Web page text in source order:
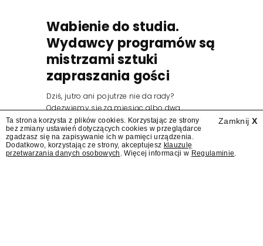
Wabienie do studia.
Wydawcy programów są
mistrzami sztuki
zapraszania gości
Dziś, jutro ani pojutrze nie da rady?
Odezwiemy się za miesiąc albo dwa.
Wydawcy programów są mistrzami sztuki
zapraszania gości.
Zamknij X
Ta strona korzysta z plików cookies. Korzystając ze strony
bez zmiany ustawień dotyczących cookies w przeglądarce
zgadzasz się na zapisywanie ich w pamięci urządzenia.
Dodatkowo, korzystając ze strony, akceptujesz klauzulę
przetwarzania danych osobowych . Więcej informacji w Regulaminie.